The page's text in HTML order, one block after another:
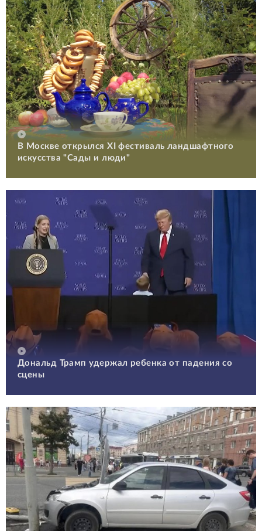
В Москве открылся XI фестиваль ландшафтного
искусства "Сады и люди"
Дональд Трамп удержал ребенка от падения со
сцены